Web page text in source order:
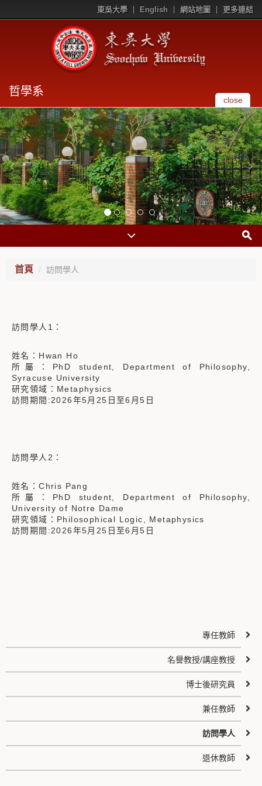
東吳大學 English 網站地圖 更多連結
哲學系
close
首頁 訪問學人
訪問學人1：
姓名：Hwan Ho
所屬：PhD student, Department of Philosophy,
Syracuse University
研究領域：Metaphysics
訪問期間:2026年5月25日至6月5日
訪問學人2：
姓名：Chris Pang
所屬：PhD student, Department of Philosophy,
University of Notre Dame
研究領域：Philosophical Logic, Metaphysics
訪問期間:2026年5月25日至6月5日
專任教師
名譽教授/講座教授
博士後研究員
兼任教師
訪問學人
退休教師